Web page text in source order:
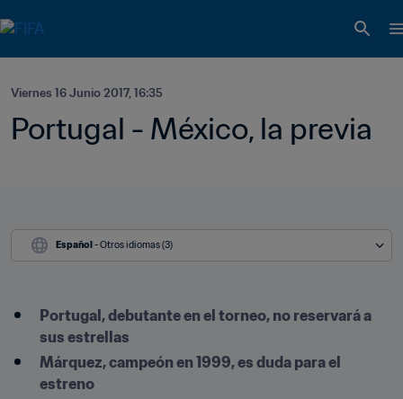
Viernes 16 Junio 2017, 16:35
Portugal - México, la previa
Español - Otros idiomas (3)
Portugal, debutante en el torneo, no reservará a
sus estrellas
Márquez, campeón en 1999, es duda para el
estreno